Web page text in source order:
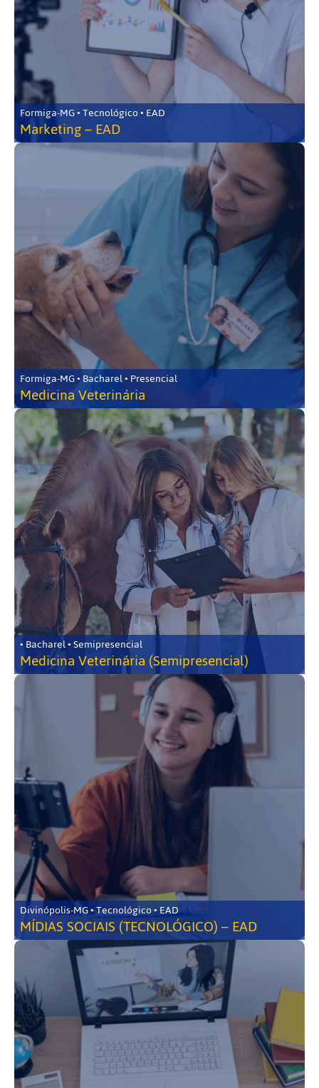
Formiga-MG • Tecnológico • EAD
Marketing – EAD
Formiga-MG • Bacharel • Presencial
Medicina Veterinária
• Bacharel • Semipresencial
Medicina Veterinária (Semipresencial)
Divinópolis-MG • Tecnológico • EAD
MÍDIAS SOCIAIS (TECNOLÓGICO) – EAD